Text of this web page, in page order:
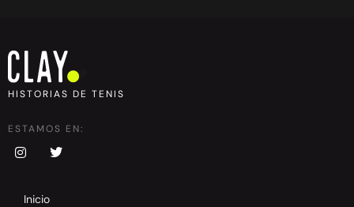
HISTORIAS DE TENIS
ESTAMOS EN:
Inicio